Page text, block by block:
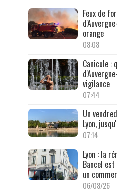
Feux de
orange
08:08
Canicule :
vigilance
07:44
Un
Lyon,
07:14
Lyon : la
Bancel
un
06/08/26